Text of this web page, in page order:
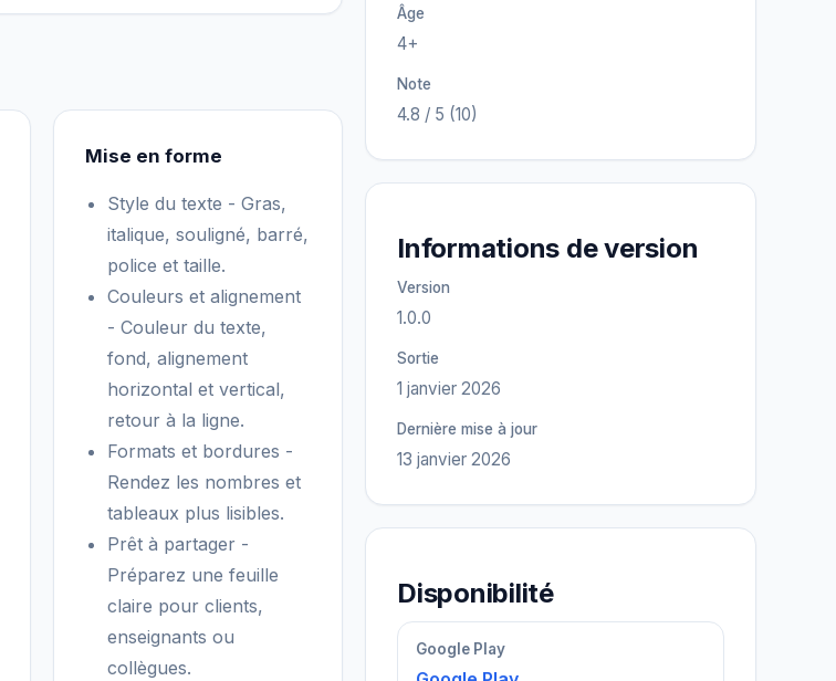
Mise en forme
Style du texte - Gras,
italique, souligné, barré,
police et taille.
Couleurs et alignement
- Couleur du texte,
fond, alignement
horizontal et vertical,
retour à la ligne.
Formats et bordures -
Rendez les nombres et
tableaux plus lisibles.
Prêt à partager -
Préparez une feuille
claire pour clients,
enseignants ou
collègues.
Âge
4+
Note
4.8 / 5 (10)
Informations de version
Version
1.0.0
Sortie
1 janvier 2026
Dernière mise à jour
13 janvier 2026
Disponibilité
Google Play